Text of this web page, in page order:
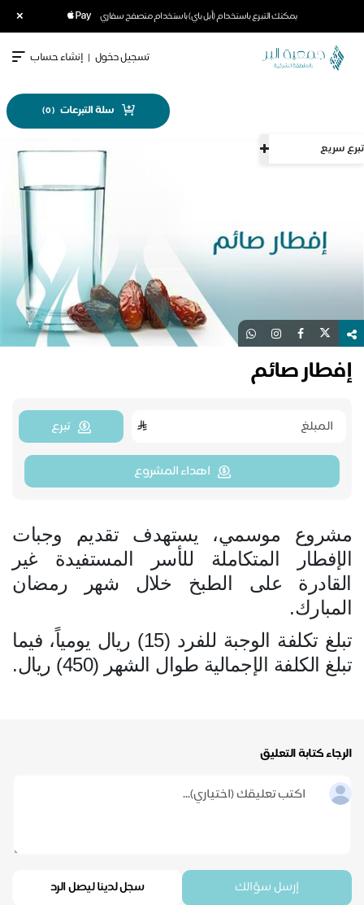
يمكنك التبرع باستخدام (أبل باي) باستخدام متصفح سفاري ×
تبرع سريع
تسجيل دخول | إنشاء حساب
سلة التبرعات (
0
)
إفطار صائم
تبرع
اهداء المشروع
مشروع موسمي، يستهدف تقديم وجبات
الإفطار المتكاملة للأسر المستفيدة غير
القادرة على الطبخ خلال شهر رمضان
المبارك.
تبلغ تكلفة الوجبة للفرد (15) ريال يومياً، فيما
تبلغ الكلفة الإجمالية طوال الشهر (450) ريال.
الرجاء كتابة التعليق
إرسل سؤالك سجل لدينا ليصل الرد